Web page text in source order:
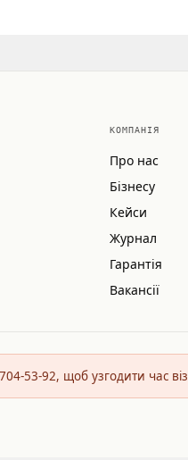
КОМПАНІЯ
Про нас
Бізнесу
Кейси
Журнал
Гарантія
Вакансії
53-92, щоб узгодити час